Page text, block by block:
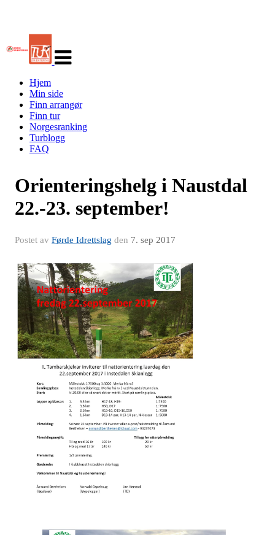
navigasjon
Hjem
Min side
Finn arrangør
Finn tur
Norgesranking
Turblogg
FAQ
Orienteringshelg i Naustdal
22.-23. september!
Postet av Førde Idrettslag den 7. sep 2017